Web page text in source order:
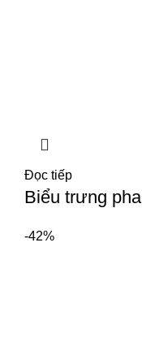
Đọc tiếp
Biểu trưng
-42%